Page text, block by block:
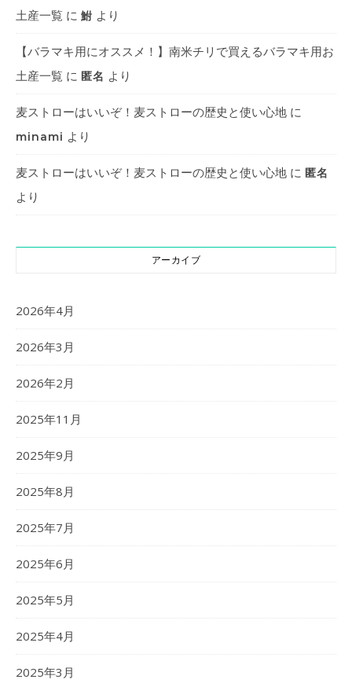
土産一覧 に 鮒 より
【バラマキ用にオススメ！】南米チリで買えるバラマキ用お
土産一覧 に 匿名 より
麦ストローはいいぞ！麦ストローの歴史と使い心地 に
minami より
麦ストローはいいぞ！麦ストローの歴史と使い心地 に 匿名
より
アーカイブ
2026年4月
2026年3月
2026年2月
2025年11月
2025年9月
2025年8月
2025年7月
2025年6月
2025年5月
2025年4月
2025年3月